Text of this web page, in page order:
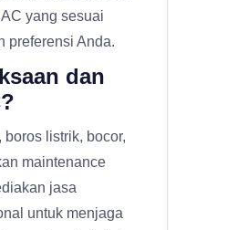
yang sesuai
preferensi Anda.
dan
listrik, bocor,
maintenance
jasa
untuk menjaga